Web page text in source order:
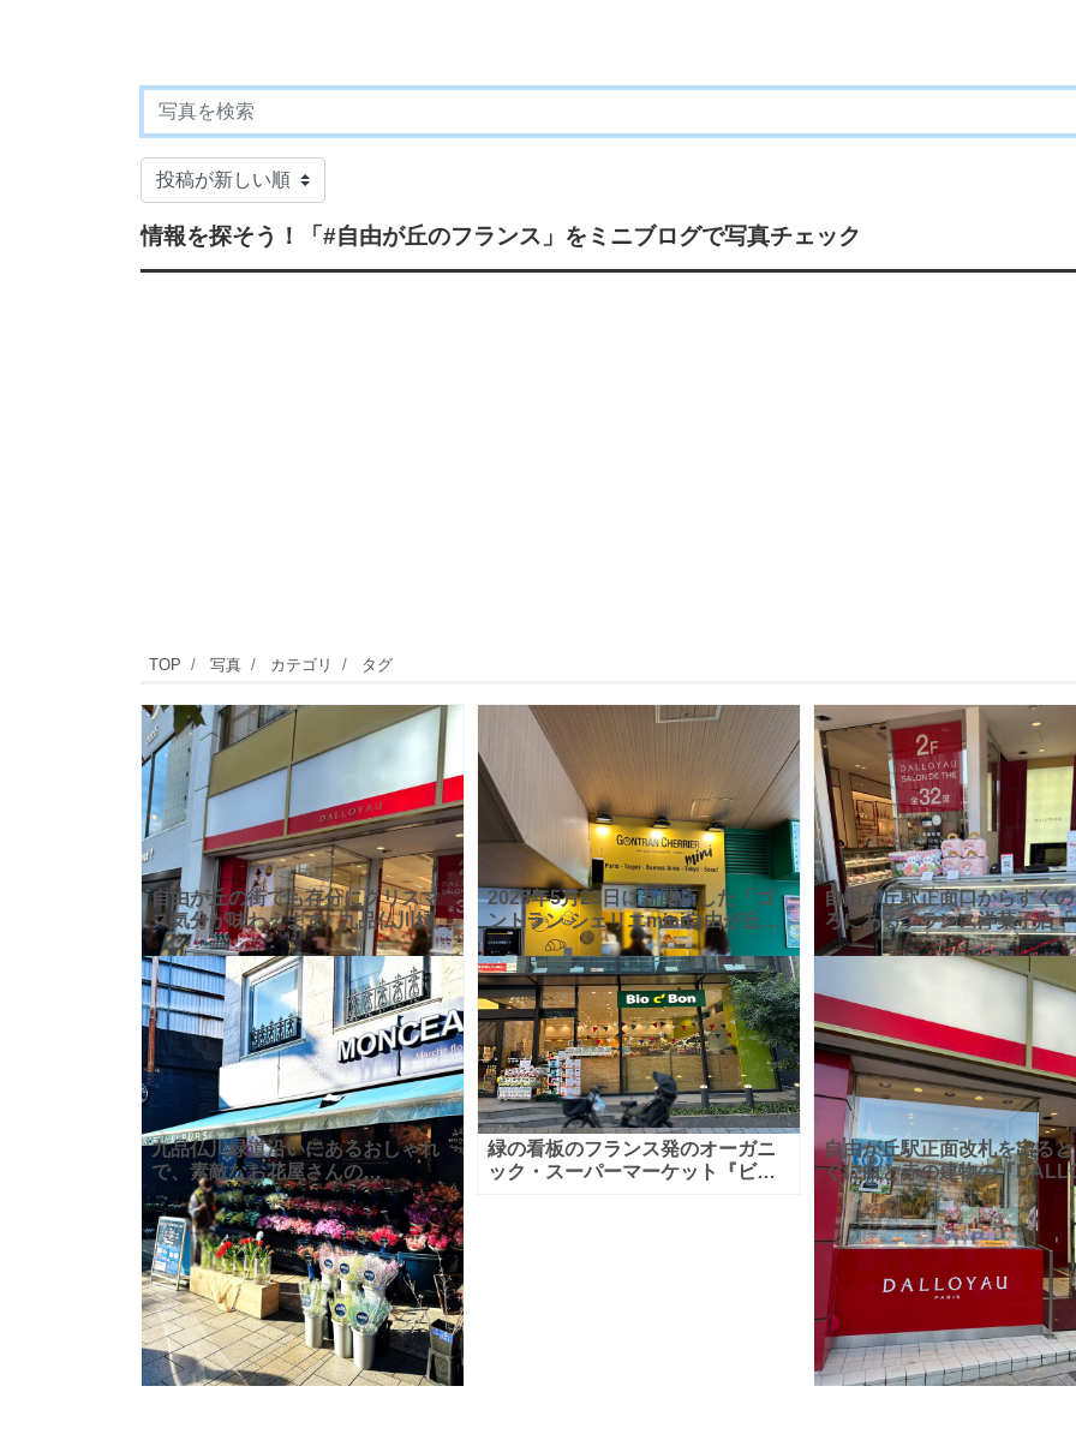
情報を探そう！ 「#自由が丘のフランス」 をミニブログで写真チェック
TOP 写真 カテゴリ タグ
自由が丘の街でも存分にクリスマ
ス気分が味わえます♪ 九品仏川緑道
には大きなツリーが飾られ、多く
のお店でクリスマスディスプレイ
がされていて、華やかです☆ 自由
が丘
2025年5月23日に新開店した「ゴ
ントラン シェリエmini自由が丘
店」さん。自由が丘駅構内「エト
モ自由が丘」内に新規オープンし
ました！ 「ゴントラン シェリ
自由が丘駅正面口からすぐ
ろにあるフランス洋菓子店
ワイヨ 自由が丘本店」。 フ
食文化に名を残す美食の名
九品仏川緑道沿いにあるおしゃれ
で、素敵なお花屋さんの
『MONCEAU FLEURS（モンソー
フルール）自由が丘本店』さん。
1965年にパリで誕生したフラワー
ショ
緑の看板のフランス発のオーガニ
ック・スーパーマーケット『ビオ
自由が丘駅正面改札を出る
ぐに白と赤の建物の『
自由が丘本店』（ダロワイ
んが見えます。 『ダロワイ
は、1820年創業の、フラン